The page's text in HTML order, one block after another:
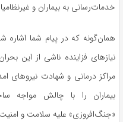
خدمات‌رسانی به بیماران و
همان‌گونه که در پیام شما اشاره
نیازهای فزاینده ناشی از این
مراکز درمانی و شهادت نیروهای
بیماران را با چالش مواجه
«جنگ‌افروزی» علیه سلامت و